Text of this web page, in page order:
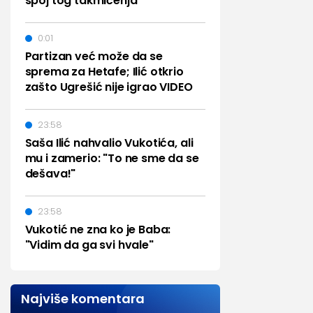
Partizan već može da se
sprema za Hetafe; Ilić otkrio
zašto Ugrešić nije igrao VIDEO
0:01
Saša Ilić nahvalio Vukotića, ali
mu i zamerio: "To ne sme da se
dešava!"
23:58
Vukotić ne zna ko je Baba:
"Vidim da ga svi hvale"
23:58
Najviše komentara